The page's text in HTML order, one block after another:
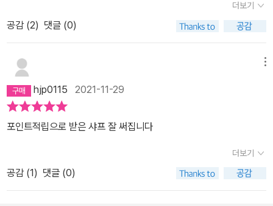
더보기
공감 (2) 댓글 (0)
hjp0115 2021-11-29
포인트적립으로 받은 샤프 잘 써집니다
더보기
공감 (1) 댓글 (0)